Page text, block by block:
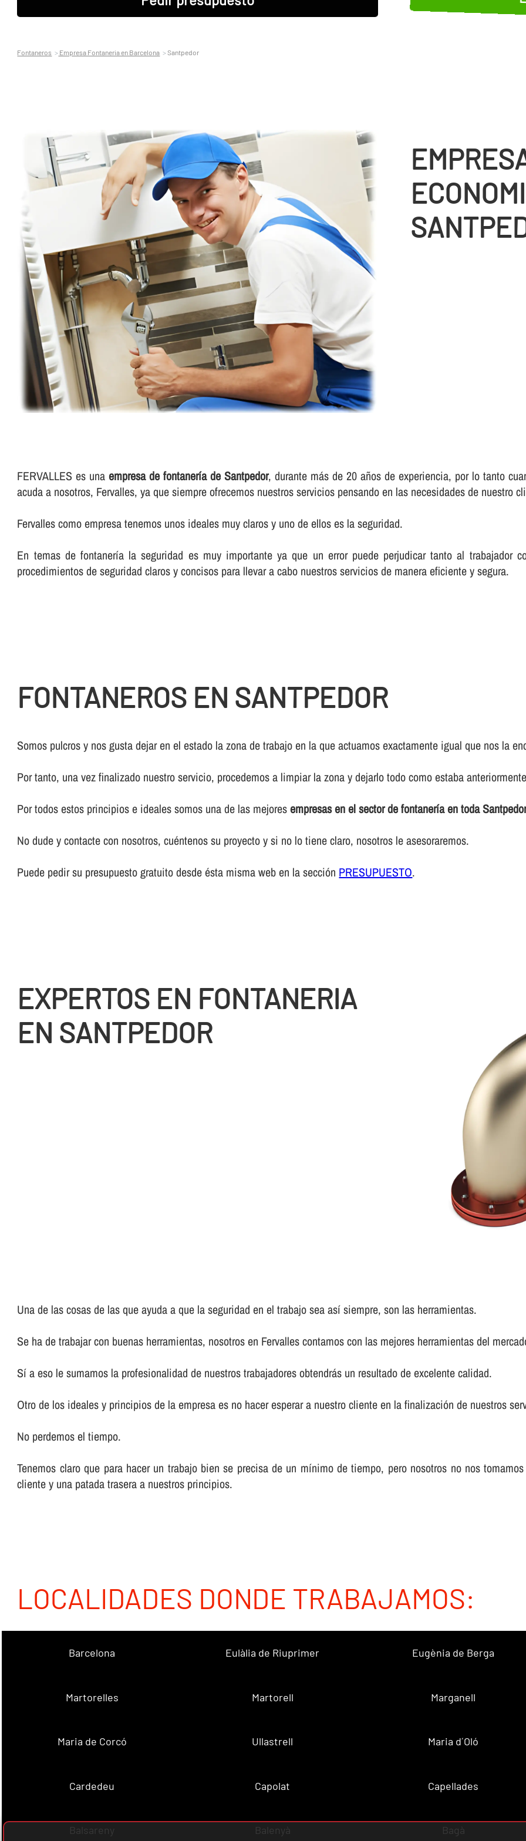
Fontaneros Empresa Fontaneria en Barcelona Santpedor
FERVALLES es unaempresa de fontanerí­a de Santpedor, durante más de 20 años de experiencia, por lo tanto
acuda a nosotros, Fervalles, ya que siempre ofrecemos nuestros servicios pensando en las necesidades de nuestro
Fervalles como empresa tenemos unos ideales muy claros y uno de ellos es la seguridad.
En temas de fontanerí­a la seguridad es muy importante ya que un error puede perjudicar tanto al trabajador
procedimientos de seguridad claros y concisos para llevar a cabo nuestros servicios de manera eficiente y segura.
FONTANEROS EN SANTPEDOR
Somos pulcros y nos gusta dejar en el estado la zona de trabajo en la que actuamos exactamente igual que nos la
Por tanto, una vez finalizado nuestro servicio, procedemos a limpiar la zona y dejarlo todo como estaba
Por todos estos principios e ideales somos una de las mejoresempresas en el sector de fontanerí­a en toda
No dude y contacte con nosotros, cuéntenos su proyecto y si no lo tiene claro, nosotros le asesoraremos.
Puede pedir su presupuesto gratuito desde ésta misma web en la sección PRESUPUESTO.
EXPERTOS EN FONTANERIA
EN SANTPEDOR
Una de las cosas de las que ayuda a que la seguridad en el trabajo sea así­ siempre, son las herramientas.
Se ha de trabajar con buenas herramientas, nosotros en Fervalles contamos con las mejores herramientas del
Sí­ a eso le sumamos la profesionalidad de nuestros trabajadores obtendrás un resultado de excelente calidad.
Otro de los ideales y principios de la empresa es no hacer esperar a nuestro cliente en la finalización de nuestros
No perdemos el tiempo.
Tenemos claro que para hacer un trabajo bien se precisa de un mí­nimo de tiempo, pero nosotros no nos
cliente y una patada trasera a nuestros principios.
LOCALIDADES DONDE TRABAJAMOS:
Barcelona Eulàlia de Riuprimer Eugènia de Berga
Martorelles Martorell Marganell
Maria de Corcó Ullastrell Maria d´Oló
Cardedeu Capolat Capellades
Balsareny Balenyà Bagà